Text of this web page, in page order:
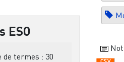
ESO
de termes : 30